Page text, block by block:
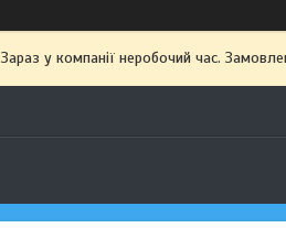
Зараз у компанії неробочий час.